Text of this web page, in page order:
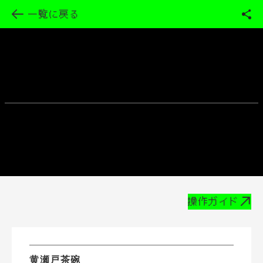
一覧に戻る
操作ガイド
黄瀬戸茶碗